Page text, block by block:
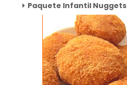
Paquete Infantil Nuggets